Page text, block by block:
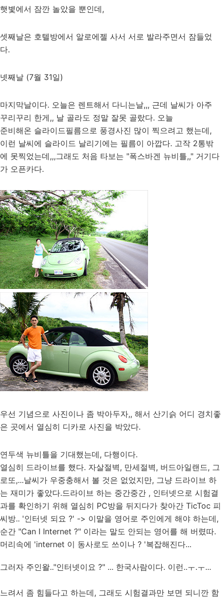
햇볓에서 잠깐 놀았을 뿐인데,
셋째날은 호텔방에서 알로에젤 사서 서로 발라주면서 잠들었
다.
넷째날 (7월 31일)
마지막날이다. 오늘은 렌트해서 다니는날,,, 근데 날씨가 아주
꾸리꾸리 한게,, 날 골라도 정말 잘못 골랐다. 오늘
준비해온 슬라이드필름으로 풍경사진 많이 찍으려고 했는데,
이런 날씨에 슬라이드 날리기에는 필름이 아깝다. 고작 2통밖
에 못찍었는데,,,그래도 처음 타보는 "폭스바겐 뉴비틀,," 거기다
가 오픈카다.
우선 기념으로 사진이나 좀 박아두자,, 해서 산기슭 어디 경치좋
은 곳에서 열심히 디카로 사진을 박았다.
연두색 뉴비틀을 기대했는데, 다행이다.
열심히 드라이브를 했다. 자살절벽, 만세절벽, 버드아일랜드, 그
로또,...날씨가 우중충해서 볼 것은 없었지만, 그냥 드라이브 하
는 재미가 좋았다.드라이브 하는 중간중간 , 인터넷으로 시험결
과를 확인하기 위해 열심히 PC방을 뒤지다가 찾아간 TicToc 피
씨방.. '인터넷 되요 ?' -> 이말을 영어로 주인에게 해야 하는데,
순간 "Can I Internet ?" 이라는 말도 안되는 영어를 해 버렸따.
머리속에 'internet 이 동사로도 쓰이나 ? '복잡해진다...
그러자 주인왈.."인터넷이요 ?" ... 한국사람이다. 이런..ㅜ.ㅜ...
느려서 좀 힘들다고 하는데, 그래도 시험결과만 보면 되니깐 함